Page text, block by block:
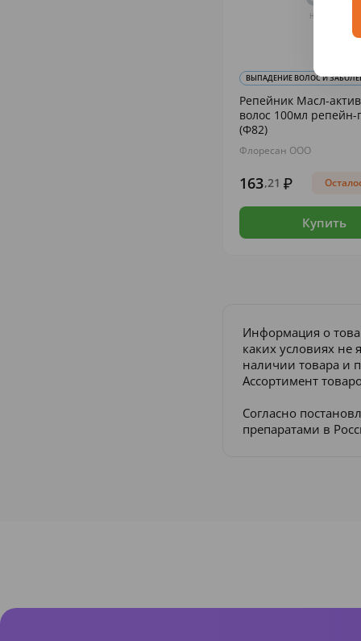
ВЫПАДЕНИЕ ВОЛОС И
Репейник Масл-
волос 100мл
(Ф82)
Флоресан ООО
163,21
Купить
Информация о
каких условиях не
наличии товара и
Ассортимент
Согласно
препаратами в